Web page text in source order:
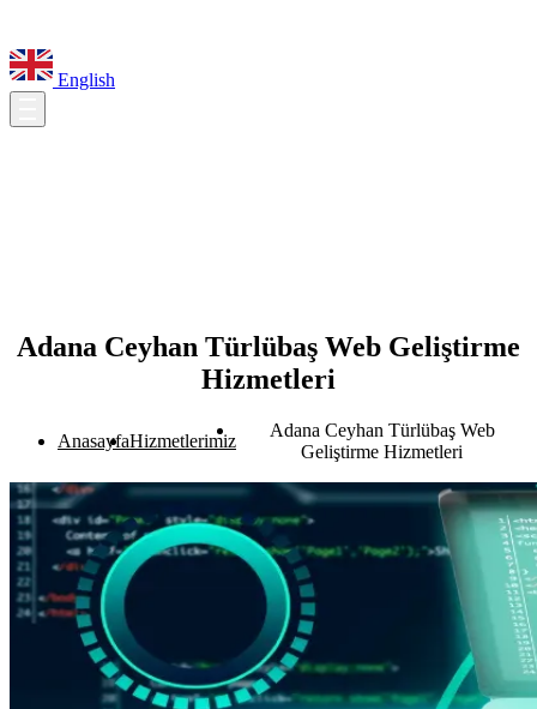
English
Adana Ceyhan Türlübaş Web Geliştirme
Hizmetleri
AnasayfaHizmetlerimiz
Adana Ceyhan Türlübaş Web
Geliştirme Hizmetleri